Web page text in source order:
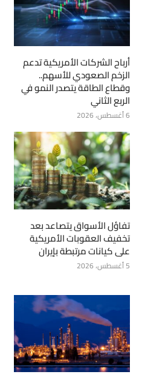
أرباح الشركات الأمريكية تدعم
الزخم الصعودي للأسهم..
وقطاع الطاقة يتصدر النمو في
الربع الثاني
6 أغسطس، 2026
تفاؤل الأسواق يتصاعد بعد
تخفيف العقوبات الأمريكية
على كيانات مرتبطة بإيران
5 أغسطس، 2026